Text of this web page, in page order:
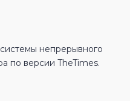
непрерывного
по версии TheTimes.